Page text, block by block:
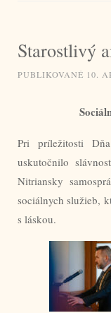
Starostlivý
PUBLIKOVANÉ 10.
Pri príležitosti
uskutočnilo
Nitriansky
sociálnych služieb,
s láskou.